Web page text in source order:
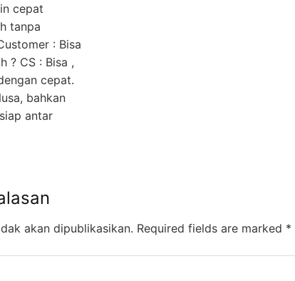
cepat
tanpa
: Bisa
? CS : Bisa ,
cepat.
bahkan
antar
akan dipublikasikan. Required fields are marked *